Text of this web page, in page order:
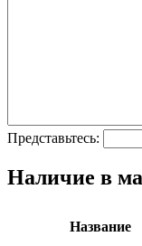
Представьтесь:
Наличие в
Название